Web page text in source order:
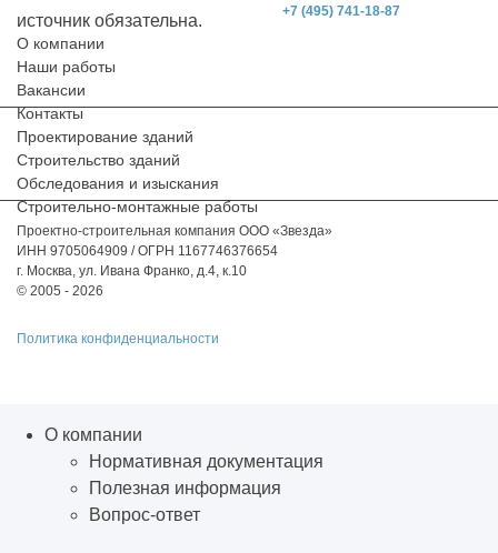
+7 (495) 741-18-87
О компании
Наши работы
Вакансии
Контакты
Проектирование зданий
Строительство зданий
Обследования и изыскания
Строительно-монтажные работы
Проектно-строительная компания ООО «Звезда»
ИНН 9705064909 / ОГРН 1167746376654
г. Москва, ул. Ивана Франко, д.4, к.10
© 2005 - 2026
Политика конфиденциальности
источник обязательна.
О компании
Нормативная документация
Полезная информация
Вопрос-ответ